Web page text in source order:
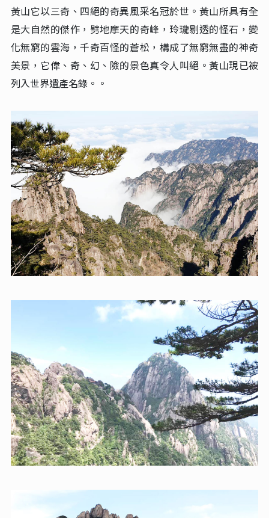
黃山它以三奇、四絕的奇異風采名冠於世。黃山所具有全
是大自然的傑作，劈地摩天的奇峰，玲瓏剔透的怪石，變
化無窮的雲海，千奇百怪的蒼松，構成了無窮無盡的神奇
美景，它偉、奇、幻、險的景色真令人叫絕。黃山現已被
列入世界遺產名錄。。